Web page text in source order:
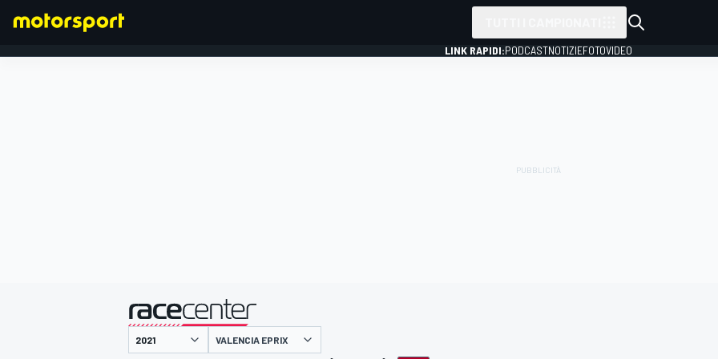
LINK RAPIDI:PODCASTNOTIZIEFOTOVIDEO
presentato da
VALENCIA EPRIX